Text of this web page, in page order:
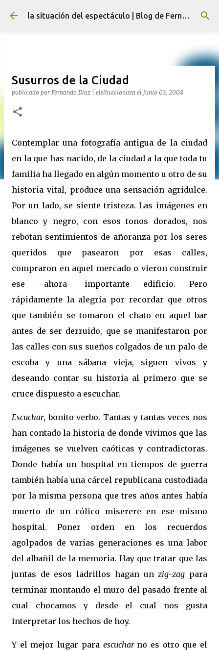
Ir al contenido principal la situación del espectáculo | Blog de Fernando Díaz
Susurros de la Ciudad
publicado por Fernando Díaz | elsituacionista el junio 03, 2008
Contemplar una fotografía antigua de la ciudad
en la que has nacido, de la ciudad a la que toda tu
familia ha llegado en algún momento u otro de su
historia vital, produce una sensación agridulce.
Por un lado, se siente tristeza. Las imágenes en
blanco y negro, con esos tonos dorados, nos
rebotan sentimientos de añoranza por los seres
queridos que pasearon por esas calles,
compraron en aquel mercado o vieron construir
ese –ahora- importante edificio. Pero
rápidamente la alegría por recordar que otros
que también se tomaron el chato en aquel bar
antes de ser derruido, que se manifestaron por
las calles con sus sueños colgados de un palo de
escoba y una sábana vieja, siguen vivos y
deseando contar su historia al primero que se
cruce dispuesto a escuchar.
Escuchar, bonito verbo. Tantas y tantas veces nos
han contado la historia de donde vivimos que las
imágenes se vuelven caóticas y contradictoras.
Donde había un hospital en tiempos de guerra
también había una cárcel republicana custodiada
por la misma persona que tres años antes había
muerto de un cólico miserere en ese mismo
hospital. Poner orden en los recuerdos
agolpados de varias generaciones es una labor
del albañil de la memoria. Hay que tratar que las
juntas de esos ladrillos hagan unzig-zag para
terminar montando el muro del pasado frente al
cual chocamos y desde el cual nos gusta
interpretar los hechos de hoy.
Y el mejor lugar para escucharno es otro que el